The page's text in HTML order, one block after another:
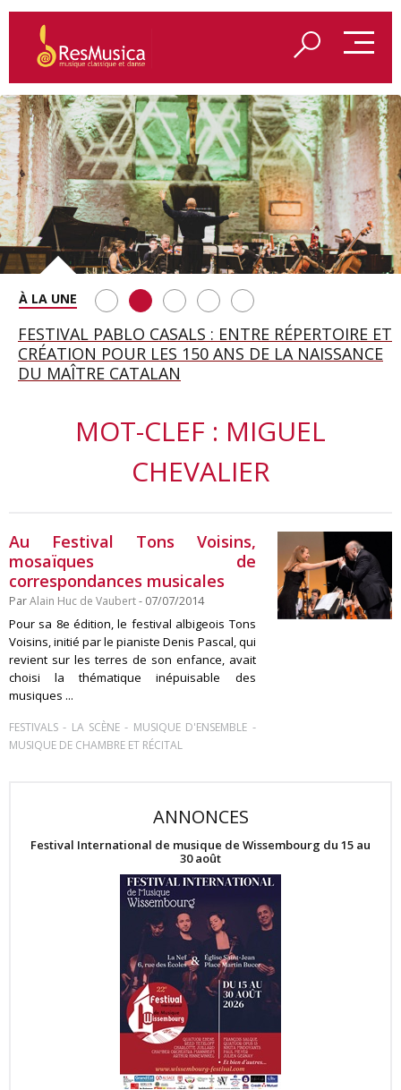
SAINT FRANÇOIS D’ASSISE À SALZBOURG, UNE
SOIRÉE IMMENSE PORTÉE PAR ROMEO
CASTELLUCCI ET MAXIME PASCAL
FESTIVAL PABLO CASALS : ENTRE RÉPERTOIRE ET
CRÉATION POUR LES 150 ANS DE LA NAISSANCE
DU MAÎTRE CATALAN
A BAYREUTH, LE 150E ANNIVERSAIRE DU RING
WAGNÉRIEN GÉNÉRÉ PAR L’IA
BETSY JOLAS FÊTE SON CENTIÈME
ANNIVERSAIRE
GEORGE BENJAMIN : « MES PARENTS AVAIENT
CETTE EXIGENCE DE L’OBJET CISELÉ »
MOT-CLEF : MIGUEL
CHEVALIER
Au Festival Tons Voisins,
mosaïques de
correspondances musicales
ParAlain Huc de Vaubert- 07/07/2014
Pour sa 8e édition, le festival albigeois Tons
Voisins, initié par le pianiste Denis Pascal, qui
revient sur les terres de son enfance, avait
choisi la thématique inépuisable des
musiques ...
FESTIVALS - LA SCÈNE - MUSIQUE D'ENSEMBLE -
MUSIQUE DE CHAMBRE ET RÉCITAL
ANNONCES
Festival International de musique de Wissembourg du 15 au
30 août